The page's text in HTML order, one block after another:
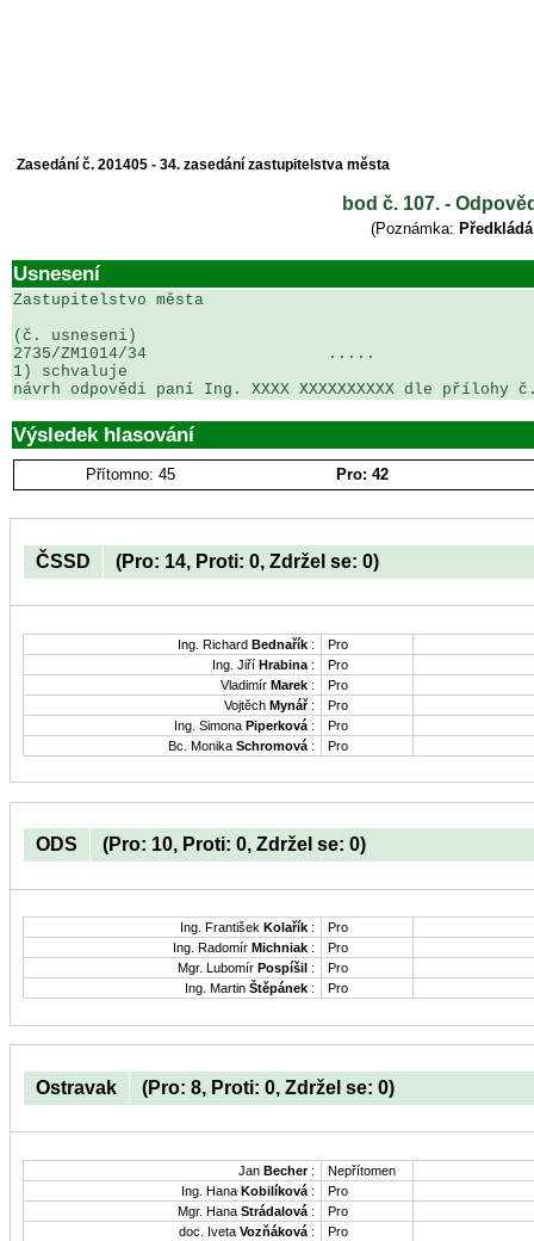
Zasedání č. 201405 - 34. zasedání zastupitelstva města
bod č. 107. -
(Poznámka:
Usnesení
Zastupitelstvo města
(č. usneseni)
2735/ZM1014/34                   .....
1) schvaluje
návrh odpovědi paní Ing. XXXX XXXXXXXXXX dle
Výsledek hlasování
Přítomno: 45 Pro: 42
ČSSD (Pro: 14, Proti: 0, Zdržel se: 0)
Ing. Richard Bednařík :
Pro
Ing. Jiří Hrabina :
Pro
Vladimír Marek :
Pro
Vojtěch Mynář:
Pro
Ing. Simona Piperková :
Pro
Bc. Monika Schromová : Pro
ODS (Pro: 10, Proti: 0, Zdržel se: 0)
Ing. František Kolařík :
Pro
Ing. Radomír Michniak :
Pro
Mgr. Lubomír Pospíšil :
Pro
Ing. Martin Štěpánek : Pro
Ostravak (Pro: 8, Proti: 0, Zdržel se: 0)
Jan Becher:
Nepřítomen
Ing. Hana Kobilíková :
Pro
Mgr. Hana Strádalová :
Pro
doc. Iveta Vozňáková : Pro